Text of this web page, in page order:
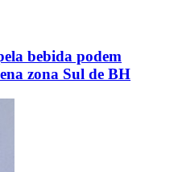
bebida podem
zona Sul de BH